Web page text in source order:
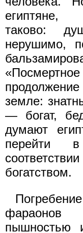
египтяне,
таково:
нерушимо,
земле:
— богат,
думают
перейти
богатством.
фараонов
пышностью